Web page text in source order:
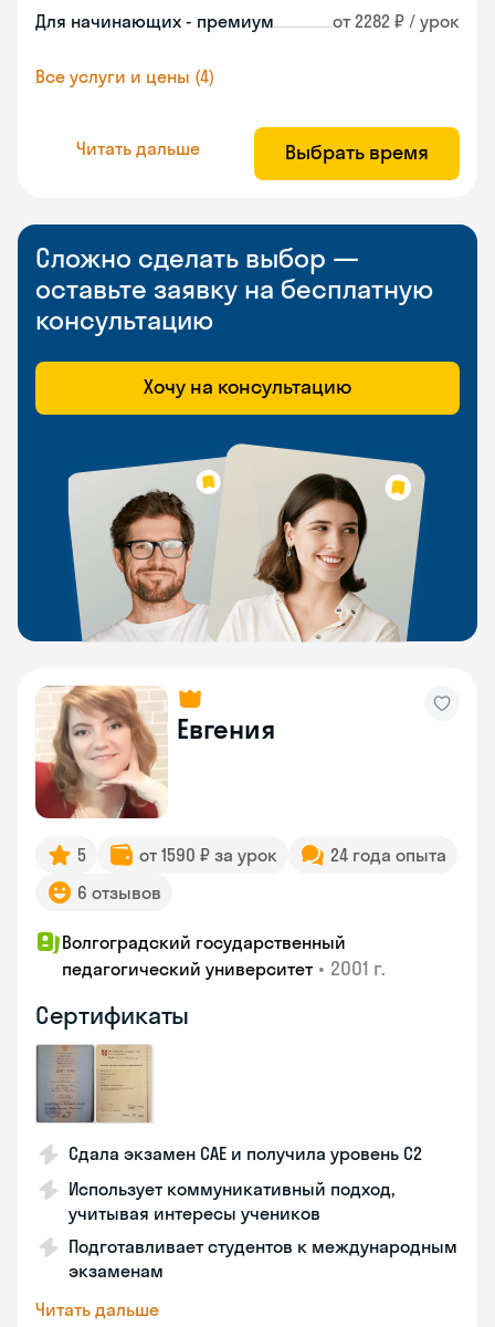
Для начинающих - премиум от 2282 ₽ / урок
Все услуги и цены (4)
Читать дальше Выбрать время
Сложно сделать выбор —
оставьте заявку на бесплатную
консультацию
Хочу на консультацию
Евгения
5 от 1590 ₽ за урок
24 года опыта
6 отзывов
Волгоградский государственный
педагогический университет • 2001 г.
Сертификаты
Сдала экзамен CAE и получила уровень С2
Использует коммуникативный подход,
учитывая интересы учеников
Подготавливает студентов к международным
экзаменам
Читать дальше